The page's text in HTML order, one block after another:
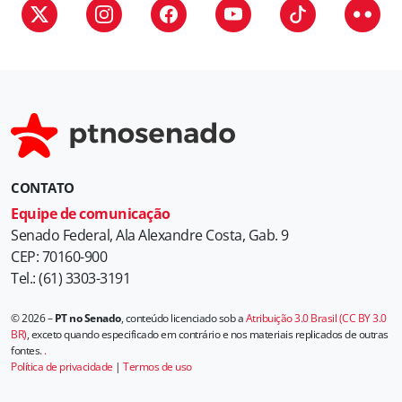
CONTATO
Equipe de comunicação
Senado Federal, Ala Alexandre Costa, Gab. 9
CEP: 70160-900
Tel.: (61) 3303-3191
© 2026 –PT no Senado, conteúdo licenciado sob aAtribuição 3.0 Brasil (CC BY 3.0
BR), exceto quando especificado em contrário e nos materiais replicados de outras
fontes..
Política de privacidade | Termos de uso